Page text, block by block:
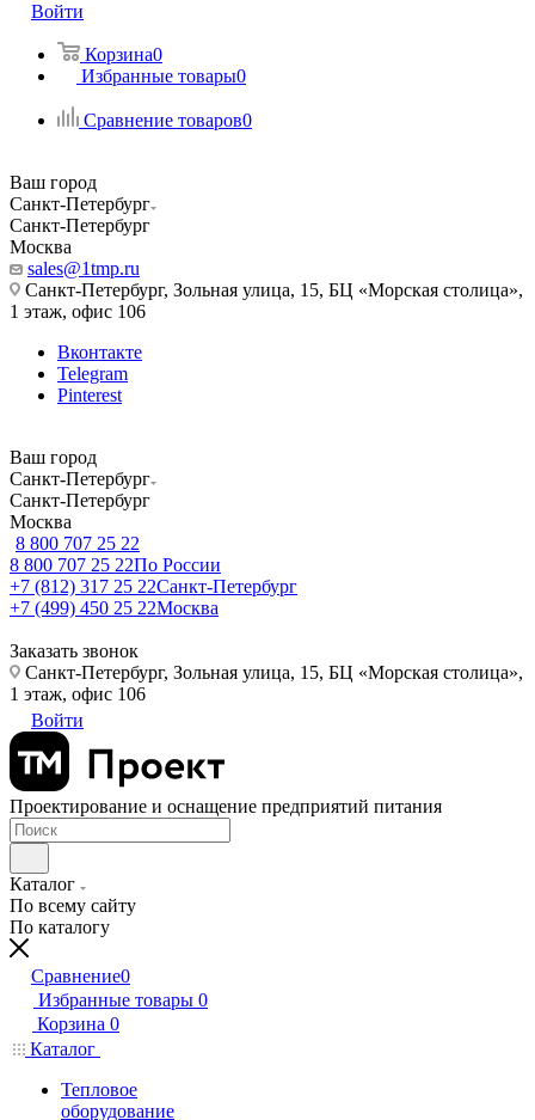
Войти
Корзина0
Избранные товары0
Сравнение товаров0
Ваш город
Санкт-Петербург
Санкт-Петербург
Москва
sales@1tmp.ru
Санкт-Петербург, Зольная улица, 15, БЦ «Морская столица»,
1 этаж, офис 106
Вконтакте
Telegram
Pinterest
Ваш город
Санкт-Петербург
Санкт-Петербург
Москва
8 800 707 25 22
8 800 707 25 22По России
+7 (812) 317 25 22Санкт-Петербург
+7 (499) 450 25 22Москва
Заказать звонок
Санкт-Петербург, Зольная улица, 15, БЦ «Морская столица»,
1 этаж, офис 106
Войти
Проектирование и оснащение предприятий питания
Каталог
По всему сайту
По каталогу
Сравнение0
Избранные товары 0
Корзина 0
Каталог
Тепловое
оборудование